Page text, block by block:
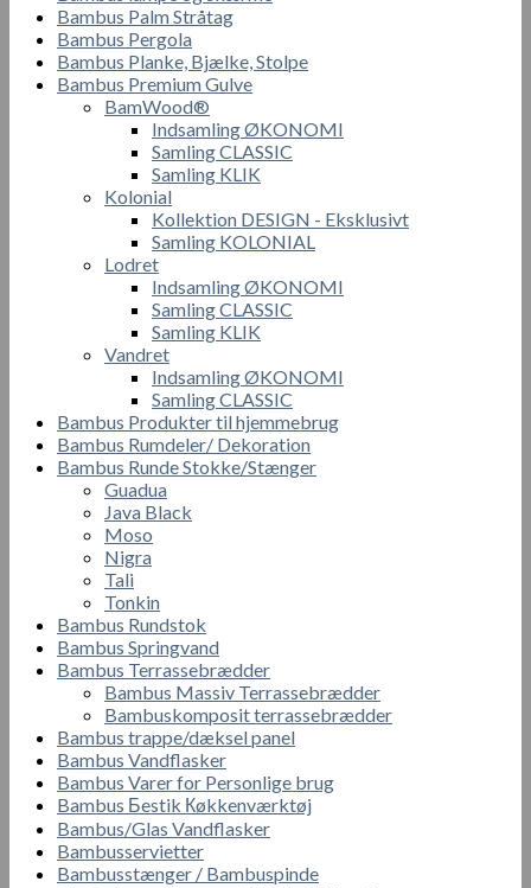
Bambus Palm Stråtag
Bambus Pergola
Bambus Planke, Bjælke, Stolpe
Bambus Premium Gulve
BamWood®
Indsamling ØKONOMI
Samling CLASSIC
Samling KLIK
Kolonial
Kollektion DESIGN - Eksklusivt
Samling KOLONIAL
Lodret
Indsamling ØKONOMI
Samling CLASSIC
Samling KLIK
Vandret
Indsamling ØKONOMI
Samling CLASSIC
Bambus Produkter til hjemmebrug
Bambus Rumdeler/ Dekoration
Bambus Runde Stokke/Stænger
Guadua
Java Black
Moso
Nigra
Tali
Tonkin
Bambus Rundstok
Bambus Springvand
Bambus Terrassebrædder
Bambus Massiv Terrassebrædder
Bambuskomposit terrassebrædder
Bambus trappe/dæksel panel
Bambus Vandflasker
Bambus Varer for Personlige brug
Bambus Бestik Кøkkenværktøj
Bambus/Glas Vandflasker
Bambusservietter
Bambusstænger / Bambuspinde